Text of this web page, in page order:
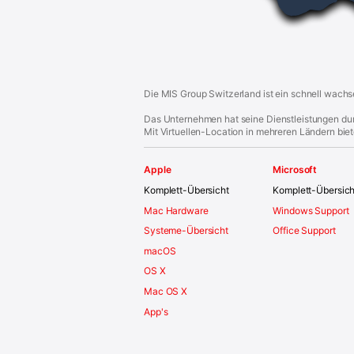
Die MIS Group Switzerland ist ein schnell
Das Unternehmen hat seine Dienstleistungen
Mit Virtuellen-Location in mehreren Ländern
Apple
Komplett-Übersicht
Mac Hardware
Systeme-Übersicht
macOS
OS X
Mac OS X
App's
Microsoft
Komplett-
Windows Support
Office Support